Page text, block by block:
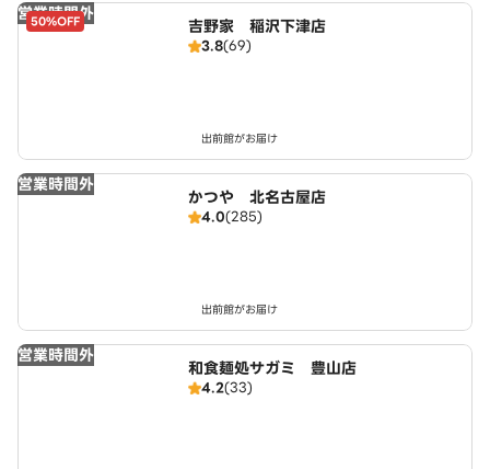
営業時間外
50%OFF 吉野家 稲沢下津店
3.8(69)
出前館がお届け
営業時間外
かつや 北名古屋店
4.0(285)
出前館がお届け
営業時間外
和食麺処サガミ 豊山店
4.2(33)